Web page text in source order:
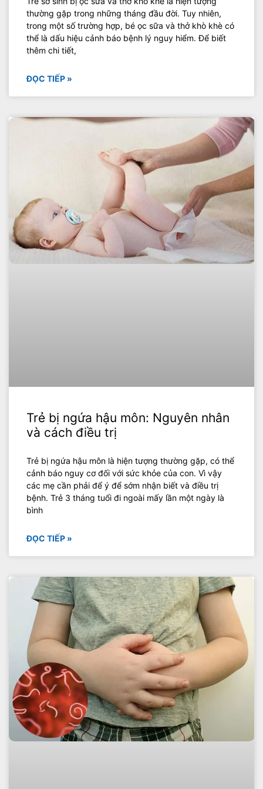
thường gặp trong những tháng đầu đời. Tuy nhiên,
trong một số trường hợp, bé ọc sữa và thở khò khè có
thể là dấu hiệu cảnh báo bệnh lý nguy hiểm. Để biết
thêm chi tiết,
ĐỌC TIẾP »
Trẻ bị ngứa hậu môn: Nguyên nhân
và cách điều trị
Trẻ bị ngứa hậu môn là hiện tượng thường gặp, có thể
cảnh báo nguy cơ đối với sức khỏe của con. Vì vậy
các mẹ cần phải để ý để sớm nhận biết và điều trị
bệnh. Trẻ 3 tháng tuổi đi ngoài mấy lần một ngày là
bình
ĐỌC TIẾP »